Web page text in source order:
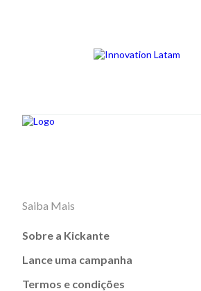
Saiba Mais
Sobre a Kickante
Lance uma campanha
Termos e condições